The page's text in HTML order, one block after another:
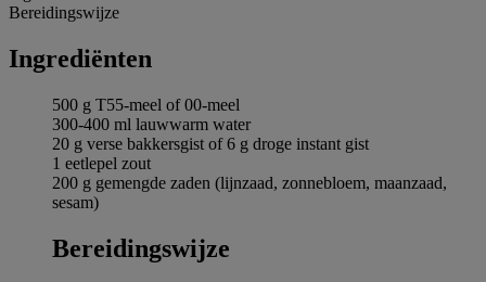
Bereidingswijze
Ingrediёnten
500 g T55-meel of 00-meel
300-400 ml lauwwarm water
20 g verse bakkersgist of 6 g droge instant gist
1 eetlepel zout
200 g gemengde zaden (lijnzaad, zonnebloem, maanzaad,
sesam)
Bereidingswijze